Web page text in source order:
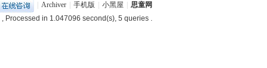
Archiver 手机版 小黑屋
思童网
, Processed in 1.047096 second(s), 5 queries .